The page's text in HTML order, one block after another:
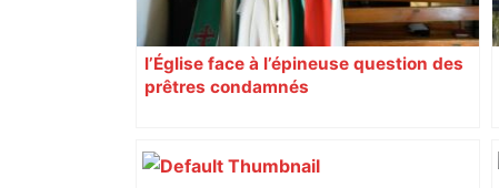
l’Église face à l’épineuse question des
prêtres condamnés